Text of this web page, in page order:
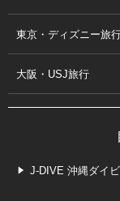
東京・ディズニー旅
大阪・USJ旅行
J-DIVE 沖縄ダイ